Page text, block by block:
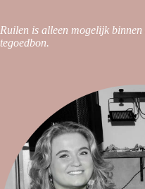
Ruilen is alleen mogelijk binnen
tegoedbon.